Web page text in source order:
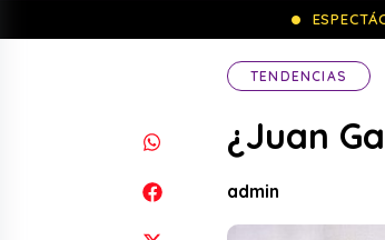
TENDENCIAS
¿Juan
admin